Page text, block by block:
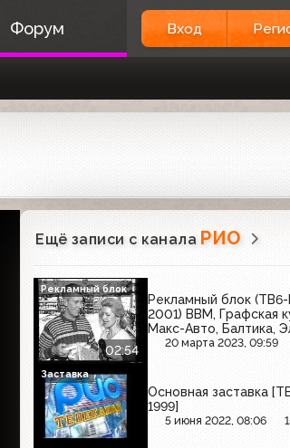
Форум Вход
Ещё записи с канала РИО
02:54
Рекламный блок
2001) ВВМ, Графская
Макс-Авто, Балтика,
Лисма
20 марта 2023, 09:59
Рекламный блок
Основная заставка
1999]
5 июня 2022, 08:06
Заставка